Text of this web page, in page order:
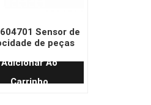
Sensor de
de peças
elétrica
Linde
Adicionar Ao
Carrinho